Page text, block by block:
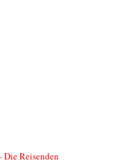
Die Reisenden